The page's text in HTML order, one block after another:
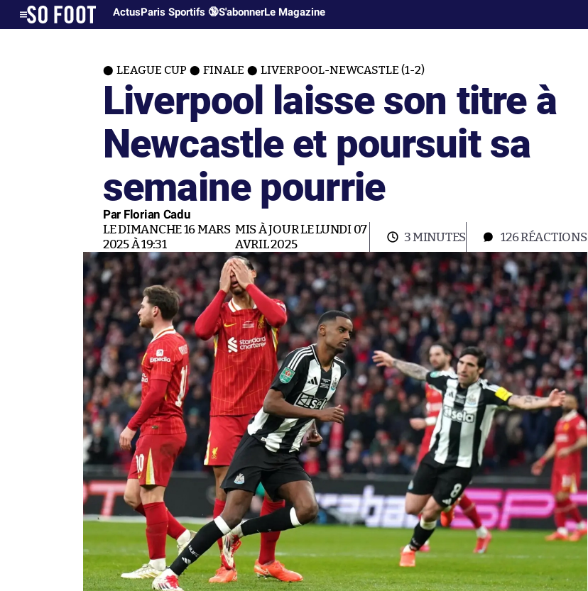
ActusParis Sportifs 🔞S'abonnerLe Magazine
LEAGUE CUP FINALE LIVERPOOL-NEWCASTLE (1-2)
Liverpool laisse son titre à
Newcastle et poursuit sa
semaine pourrie
Par Florian Cadu
LE DIMANCHE 16 MARS
2025 À 19:31
MIS À JOUR LE LUNDI 07
AVRIL 2025
3 MINUTES 126RÉACTIONS